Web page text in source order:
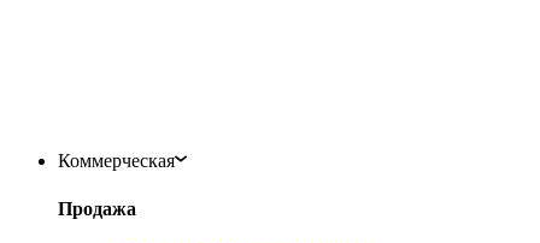
Коммерческая
Продажа